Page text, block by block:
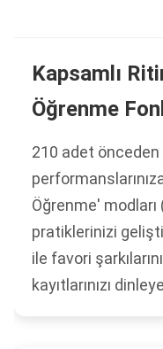
Kapsamlı
Öğrenme
210 adet
Öğrenme'
pratiklerinizi
ile favori
kayıtlarınızı